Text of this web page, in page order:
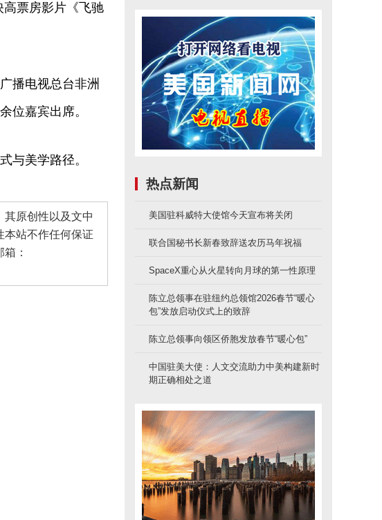
票房影片《飞驰
播电视总台非洲
位嘉宾出席。
与美学路径。
原创性以及文中
本站不作任何保证
：
热点新闻
美国驻科威特大使馆今天宣布将关闭
联合国秘书长新春致辞送农历马年祝福
SpaceX重心从火星转向月球的第一性原理
陈立总领事在驻纽约总领馆2026春节“暖心
包”发放启动仪式上的致辞
陈立总领事向领区侨胞发放春节“暖心包”
中国驻美大使：人文交流助力中美构建新时
期正确相处之道